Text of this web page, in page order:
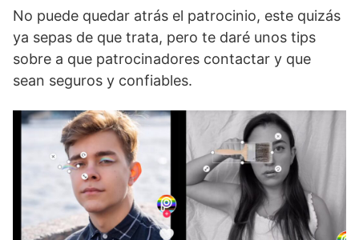
No puede quedar atrás el patrocinio, este quizás
ya sepas de que trata, pero te daré unos tips
sobre a que patrocinadores contactar y que
sean seguros y confiables.